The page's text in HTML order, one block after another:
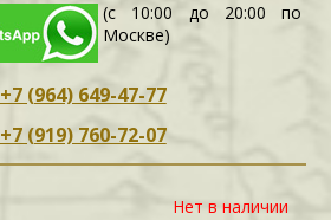
(с 10:00 до 20:00 по
Москве)
+7 (964) 649-47-77
+7 (919) 760-72-07
Нет в наличии